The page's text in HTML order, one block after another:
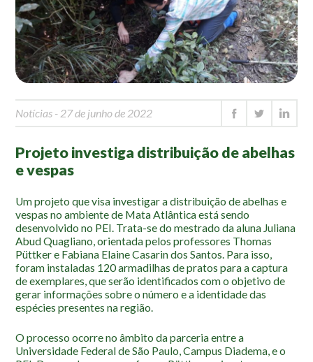
Mapa Ilustrado
Fauna e Flora
Aranhas
Palmeira Juçara
Borboletas
Cambuci
Liquens
Tucano do Bico Verde
Atividades
Escolas e Universidades
Educação Ambiental
Trilhas
Notícias - 27 de junho de 2022
Projeto investiga distribuição de abelhas
e vespas
Um projeto que visa investigar a distribuição de abelhas e
vespas no ambiente de Mata Atlântica está sendo
desenvolvido no PEI. Trata-se do mestrado da aluna Juliana
Abud Quagliano, orientada pelos professores Thomas
Püttker e Fabiana Elaine Casarin dos Santos. Para isso,
foram instaladas 120 armadilhas de pratos para a captura
de exemplares, que serão identificados com o objetivo de
gerar informações sobre o número e a identidade das
espécies presentes na região.
O processo ocorre no âmbito da parceria entre a
Universidade Federal de São Paulo, Campus Diadema, e o